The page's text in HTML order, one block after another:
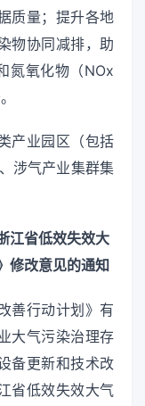
质量；提升各地
物协同减排，助
氮氧化物（NOx
产业园区（包括
涉气产业集群集
江省低效失效大
修改意见的通知
善行动计划》有
大气污染治理存
备更新和技术改
省低效失效大气